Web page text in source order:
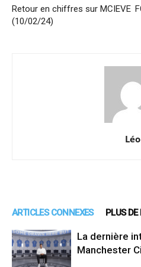
Retour en chiffres sur MCIEVE
(10/02/24)
Léo
ARTICLES CONNEXES PLUS DE
La dernière
Manchester